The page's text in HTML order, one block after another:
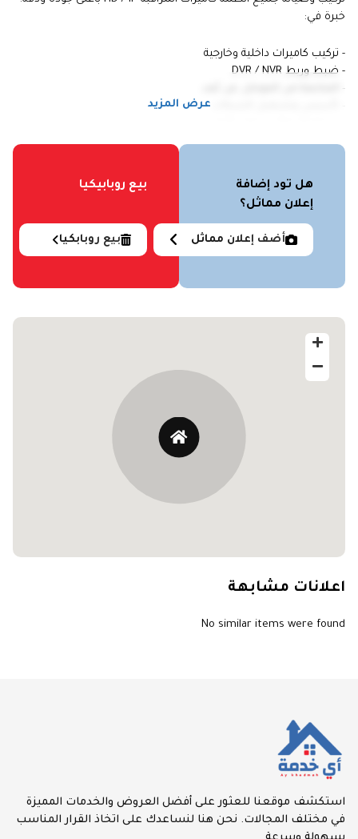
خبرة في:
- تركيب كاميرات داخلية وخارجية
- ضبط وربط DVR / NVR
- المتابعة من الموبايل عن بُعد
Hik vision Egypt Security
ENG Youssef Mohamed
واتساب: 01003281929
عرض المزيد
هل تود إضافة
إعلان مماثل؟
أضف إعلان مماثل
بيع روبابيكيا
بيع روبابكيا
اعلانات مشابهة
No similar items were found
استكشف موقعنا للعثور على أفضل العروض والخدمات المميزة
في مختلف المجالات. نحن هنا لنساعدك على اتخاذ القرار المناسب